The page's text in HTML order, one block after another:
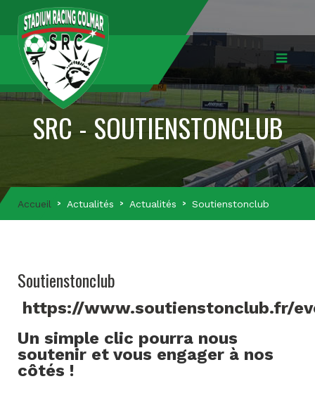
SRC - SOUTIENSTONCLUB
Accueil Actualités Actualités Soutienstonclub
Soutienstonclub
https://www.soutienstonclub.fr/
Un simple clic pourra nous
soutenir et vous engager à nos
côtés !